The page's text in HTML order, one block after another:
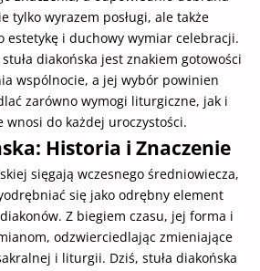
tylko wyrazem posługi, ale także
estetykę i duchowy wymiar celebracji.
diakońska jest znakiem gotowości
wspólnocie, a jej wybór powinien
zarówno wymogi liturgiczne, jak i
wnosi do każdej uroczystości.
Historia i Znaczenie
sięgają wczesnego średniowiecza,
się jako odrębny element
Z biegiem czasu, jej forma i
odzwierciedlając zmieniające
i liturgii. Dziś, stuła diakońska